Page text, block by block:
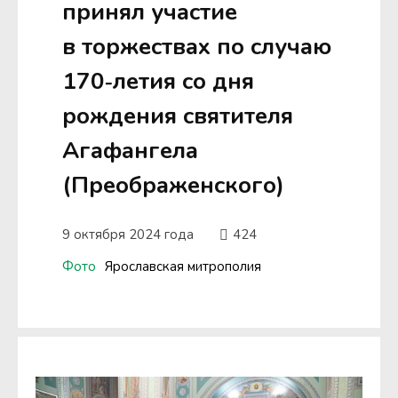
принял участие
в торжествах по случаю
170‑летия со дня
рождения святителя
Агафангела
(Преображенского)
9 октября 2024 года
424
Фото Ярославская митрополия